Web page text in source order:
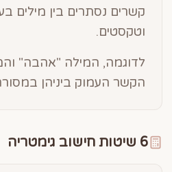
קשרים נסתרים בין מילים
וטקסטים.
הקשר העמוק ביניהן
6 שיטות חישוב גימטריה